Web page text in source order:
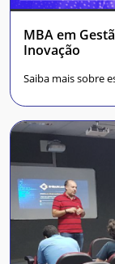
MBA em
Inovação
Saiba mais sobre